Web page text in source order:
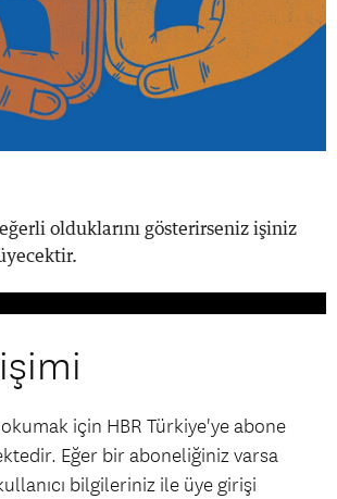
olduklarını gösterirseniz işiniz
için HBR Türkiye'ye abone
Eğer bir aboneliğiniz varsa
bilgileriniz ile üye girişi